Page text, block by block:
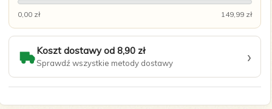
0,00 zł 149,99 zł
Koszt dostawy od 8,90 zł
Sprawdź wszystkie metody dostawy ›